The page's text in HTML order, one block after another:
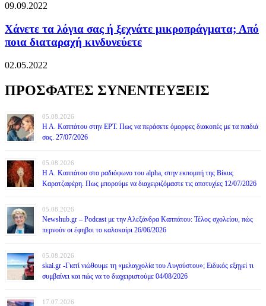
09.09.2022
Χάνετε τα λόγια σας ή ξεχνάτε μικροπράγματα; Από
ποια διαταραχή κινδυνεύετε
02.05.2022
ΠΡΟΣΦΑΤΕΣ ΣΥΝΕΝΤΕΥΞΕΙΣ
05.08.2026
Η Α. Καππάτου στην ΕΡΤ. Πως να περάσετε όμορφες διακοπές με τα παιδιά
σας. 27/07/2026
05.08.2026
Η Α. Καππάτου στο ραδιόφωνο του alpha, στην εκπομπή της Βίκυς
Καρατζαφέρη. Πως μπορούμε να διαχειριζόμαστε τις αποτυχίες 12/07/2026
05.08.2026
Newshub.gr – Podcast με την Αλεξάνδρα Καππάτου: Τέλος σχολείου, πώς
περνούν οι έφηβοι το καλοκαίρι 26/06/2026
05.08.2026
skai.gr -Γιατί νιώθουμε τη «μελαγχολία του Αυγούστου»; Ειδικός εξηγεί τι
συμβαίνει και πώς να το διαχειριστούμε 04/08/2026
17.07.2026